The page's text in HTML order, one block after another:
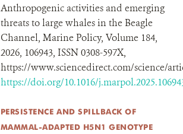
Anthropogenic activities and emerging
threats to large whales in the Beagle
Channel, Marine Policy, Volume 184,
2026, 106943, ISSN 0308-597X,
https://www.sciencedirect.com/science/
https://doi.org/10.1016/
PERSISTENCE AND SPILLBACK OF
MAMMAL-ADAPTED H5N1 GENOTYPE